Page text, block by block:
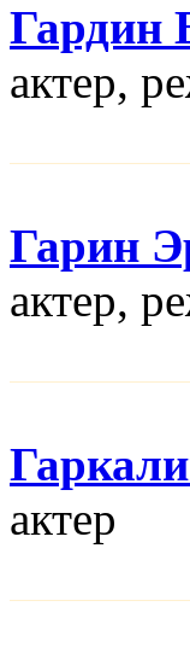
Гардин
актер,
Гарин
актер,
актер